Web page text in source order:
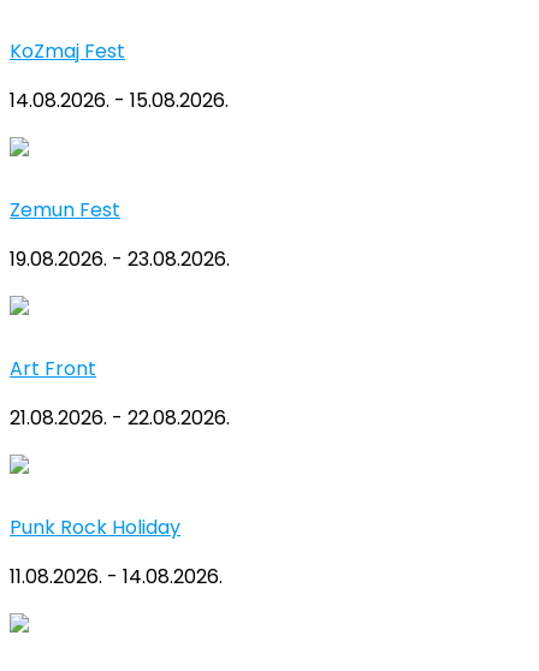
KoZmaj Fest
14.08.2026. - 15.08.2026.
Zemun Fest
19.08.2026. - 23.08.2026.
Art Front
21.08.2026. - 22.08.2026.
Punk Rock Holiday
11.08.2026. - 14.08.2026.